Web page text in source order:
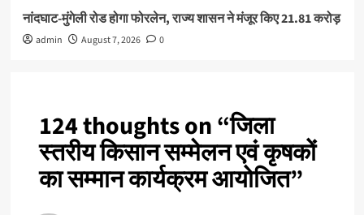
नांदघाट-मुंगेली रोड होगा फोरलेन, राज्य शासन ने मंजूर किए 21.81 करोड़
admin August 7, 2026 0
124 thoughts on “जिला
स्तरीय किसान सम्मेलन एवं कृषकों
का सम्मान कार्यक्रम आयोजित”